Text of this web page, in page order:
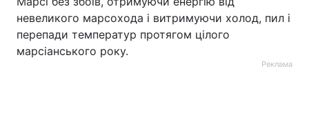
невеликого марсохода і витримуючи холод, пил і
перепади температур протягом цілого
марсіанського року.
Реклама